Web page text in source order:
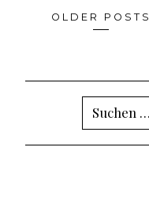
OLDER POSTS
Suchen
nach: